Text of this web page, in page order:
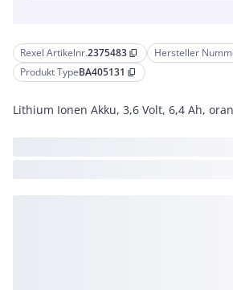
Rexel Artikelnr.2375483 content_copy Hersteller
Produkt TypeBA405131 content_copy
Lithium Ionen Akku, 3,6 Volt, 6,4 Ah,